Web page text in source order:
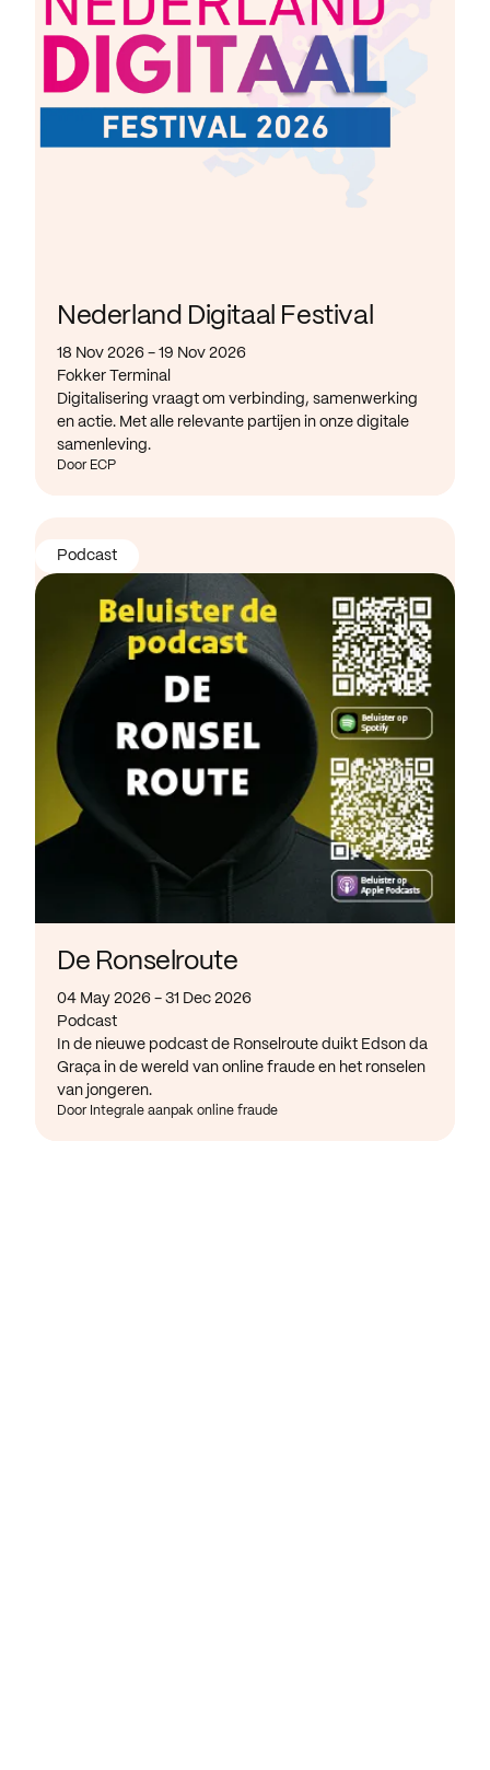
Nederland Digitaal Festival
18 Nov 2026 - 19 Nov 2026
Fokker Terminal
Digitalisering vraagt om verbinding, samenwerking
en actie. Met alle relevante partijen in onze digitale
samenleving.
Door ECP
De Ronselroute
04 May 2026 - 31 Dec 2026
Podcast
In de nieuwe podcast de Ronselroute duikt Edson da
Graça in de wereld van online fraude en het ronselen
van jongeren.
Door Integrale aanpak online fraude
Podcast